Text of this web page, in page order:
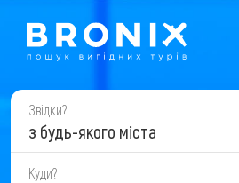
Звідки?
з будь-якого міста
Куди?